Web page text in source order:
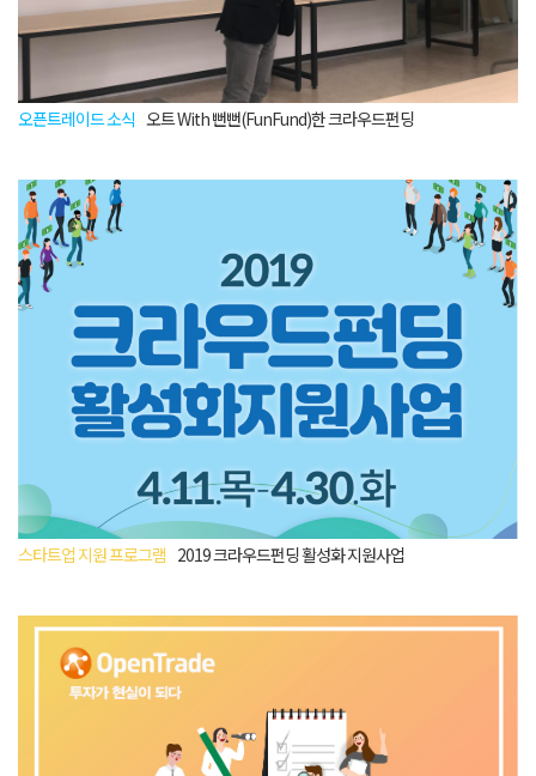
오픈트레이드 소식 오트 With 뻔뻔(FunFund)한 크라우드펀딩
스타트업 지원 프로그램 2019 크라우드펀딩 활성화 지원사업